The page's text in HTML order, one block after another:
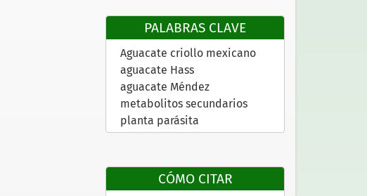
PALABRAS CLAVE
Aguacate criollo mexicano
aguacate Hass
aguacate Méndez
metabolitos secundarios
planta parásita
CÓMO CITAR